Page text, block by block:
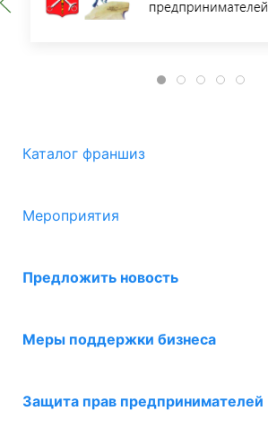
Каталог франшиз
Мероприятия
Предложить новость
Меры поддержки бизнеса
Защита прав предпринимателей